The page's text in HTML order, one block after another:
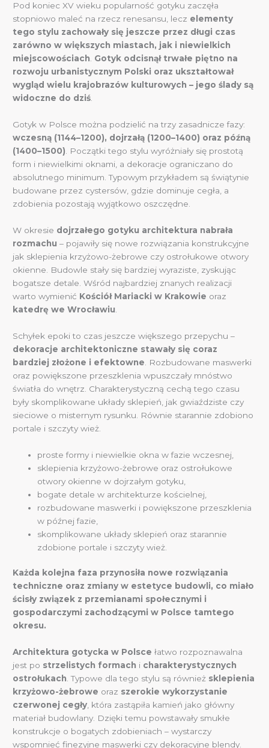
Pod koniec XV wieku popularność gotyku zaczęła
stopniowo maleć na rzecz renesansu, lecz elementy
tego stylu zachowały się jeszcze przez długi czas
zarówno w większych miastach, jak i niewielkich
miejscowościach. Gotyk odcisnął trwałe piętno na
rozwoju urbanistycznym Polski oraz ukształtował
wygląd wielu krajobrazów kulturowych – jego ślady są
widoczne do dziś.
Gotyk w Polsce można podzielić na trzy zasadnicze fazy:
wczesną (1144–1200), dojrzałą (1200–1400) oraz późną
(1400–1500). Początki tego stylu wyróżniały się prostotą
form i niewielkimi oknami, a dekoracje ograniczano do
absolutnego minimum. Typowym przykładem są świątynie
budowane przez cystersów, gdzie dominuje cegła, a
zdobienia pozostają wyjątkowo oszczędne.
W okresie dojrzałego gotyku architektura nabrała
rozmachu – pojawiły się nowe rozwiązania konstrukcyjne
jak sklepienia krzyżowo-żebrowe czy ostrołukowe otwory
okienne. Budowle stały się bardziej wyraziste, zyskując
bogatsze detale. Wśród najbardziej znanych realizacji
warto wymienić Kościół Mariacki w Krakowie oraz
katedrę we Wrocławiu
Schyłek epoki to czas jeszcze większego przepychu –
dekoracje architektoniczne stawały się coraz
bardziej złożone i efektowne . Rozbudowane maswerki
oraz powiększone przeszklenia wpuszczały mnóstwo
światła do wnętrz. Charakterystyczną cechą tego czasu
były skomplikowane układy sklepień, jak gwiaździste czy
sieciowe o misternym rysunku. Równie starannie zdobiono
portale i szczyty wież.
proste formy i niewielkie okna w fazie wczesnej,
sklepienia krzyżowo-żebrowe oraz ostrołukowe
otwory okienne w dojrzałym gotyku,
bogate detale w architekturze kościelnej,
rozbudowane maswerki i powiększone przeszklenia
w późnej fazie,
skomplikowane układy sklepień oraz starannie
zdobione portale i szczyty wież.
Każda kolejna faza przynosiła nowe rozwiązania
techniczne oraz zmiany w estetyce budowli, co miało
ścisły związek z przemianami społecznymi i
gospodarczymi zachodzącymi w Polsce tamtego
okresu.
Architektura gotycka w Polsce łatwo rozpoznawalna
jest po strzelistych formach i charakterystycznych
ostrołukach. Typowe dla tego stylu są również sklepienia
krzyżowo-żebrowe oraz szerokie wykorzystanie
czerwonej cegły, która zastąpiła kamień jako główny
materiał budowlany. Dzięki temu powstawały smukłe
konstrukcje o bogatych zdobieniach – wystarczy
wspomnieć finezyjne maswerki czy dekoracyjne blendy.